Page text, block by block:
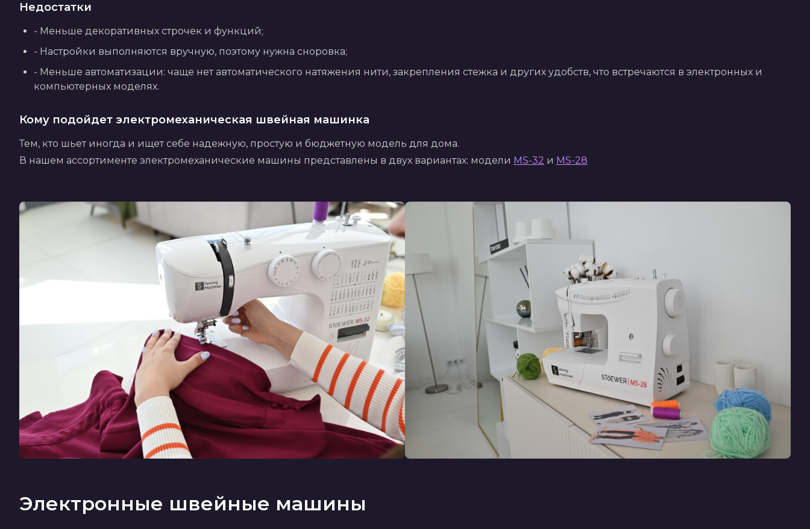
Недостатки
- Меньше декоративных строчек и функций;
- Настройки выполняются вручную, поэтому нужна сноровка;
- Меньше автоматизации: чаще нет автоматического натяжения нити, закрепления стежка и других удобств, что встречаются в электронных и
компьютерных моделях.
Кому подойдет электромеханическая швейная машинка
Тем, кто шьет иногда и ищет себе надежную, простую и бюджетную модель для дома.
В нашем ассортименте электромеханические машины представлены в двух вариантах: модели MS-32 и MS-28
Электронные швейные машины